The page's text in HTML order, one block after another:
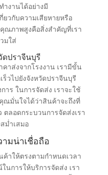
งานได้อย่างมี
ยวกับความเสียหายหรือ
ณภาพสูงคือสิ่งสำคัญที่เรา
มใส่
ดปราจีนบุรี
าส่งจากโรงงาน เรามีขั้น
วไปยังจังหวัดปราจีนบุรี
ร ในการจัดส่ง เราจะใช้
ณมั่นใจได้ว่าสินค้าจะถึงที่
ตลอดกระบวนการจัดส่งเรา
ม่ำเสมอ
มน่าเชื่อถือ
ค้าให้ตรงตามกำหนดเวลา
การให้บริการจัดส่ง เรา